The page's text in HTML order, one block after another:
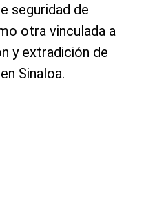
seguridad de
otra vinculada a
y extradición de
Sinaloa.